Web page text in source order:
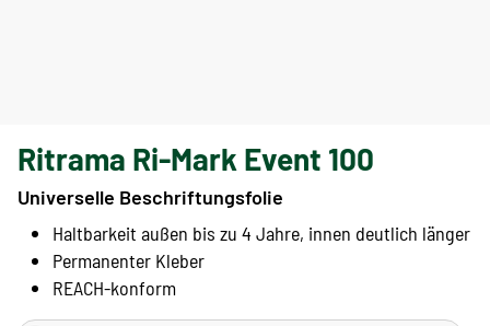
Ritrama Ri-Mark Event 100
Universelle Beschriftungsfolie
Haltbarkeit außen bis zu 4 Jahre, innen deutlich länger
Permanenter Kleber
REACH-konform